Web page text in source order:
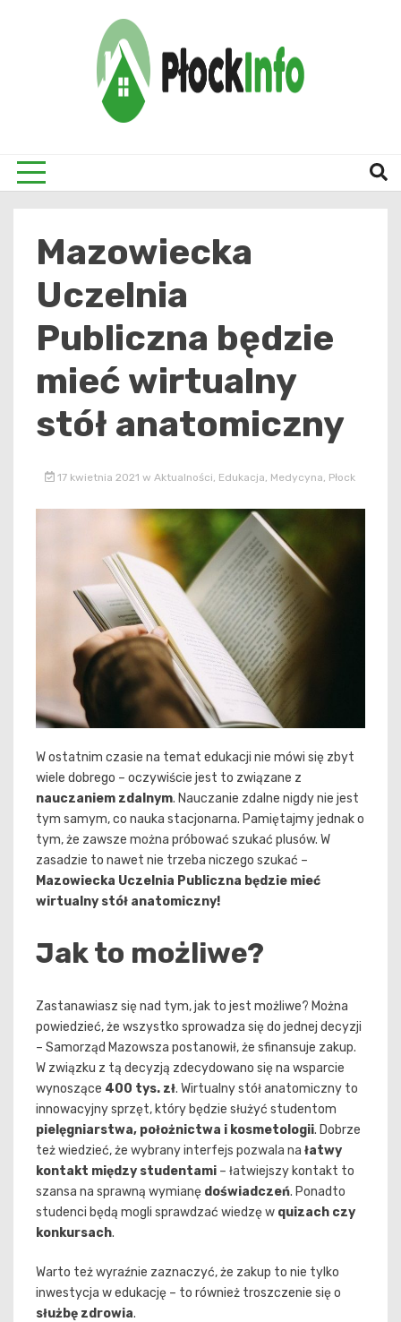
Mazowiecka
Uczelnia
Publiczna będzie
mieć wirtualny
stół anatomiczny
17 kwietnia 2021 w Aktualności Edukacja Medycyna Płock
W ostatnim czasie na temat edukacji nie mówi się zbyt
wiele dobrego – oczywiście jest to związane z
nauczaniem zdalnym. Nauczanie zdalne nigdy nie jest
tym samym, co nauka stacjonarna. Pamiętajmy jednak o
tym, że zawsze można próbować szukać plusów. W
zasadzie to nawet nie trzeba niczego szukać –
Mazowiecka Uczelnia Publiczna będzie mieć
wirtualny stół anatomiczny!
Jak to możliwe?
Zastanawiasz się nad tym, jak to jest możliwe? Można
powiedzieć, że wszystko sprowadza się do jednej decyzji
– Samorząd Mazowsza postanowił, że sfinansuje zakup.
W związku z tą decyzją zdecydowano się na wsparcie
wynoszące 400 tys. zł. Wirtualny stół anatomiczny to
innowacyjny sprzęt, który będzie służyć studentom
pielęgniarstwa, położnictwa i kosmetologii. Dobrze
też wiedzieć, że wybrany interfejs pozwala na łatwy
kontakt między studentami – łatwiejszy kontakt to
szansa na sprawną wymianę doświadczeń. Ponadto
studenci będą mogli sprawdzać wiedzę w quizach czy
konkursach.
Warto też wyraźnie zaznaczyć, że zakup to nie tylko
inwestycja w edukację – to również troszczenie się o
służbę zdrowia.